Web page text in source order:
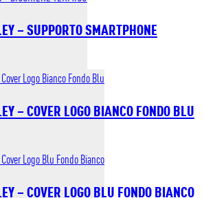
– SUPPORTO SMARTPHONE
– COVER LOGO BIANCO FONDO BLU
– COVER LOGO BLU FONDO BIANCO